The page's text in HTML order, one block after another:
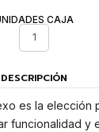
CAJA
1
DESCRIPCIÓN
es la elección
funcionalidad y